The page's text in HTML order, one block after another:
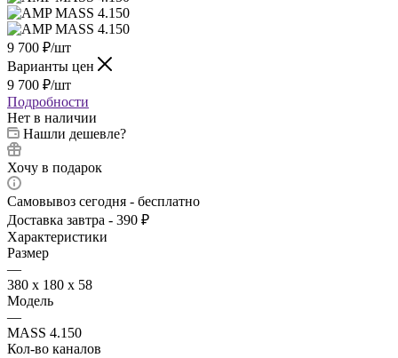
9 700 ₽/шт
Варианты цен
9 700 ₽/шт
Подробности
Нет в наличии
Нашли дешевле?
Хочу в подарок
Самовывоз сегодня - бесплатно
Доставка завтра - 390 ₽
Характеристики
Размер
—
380 х 180 х 58
Модель
—
MASS 4.150
Кол-во каналов